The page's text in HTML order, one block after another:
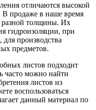
отличаются высокой
В продаже в наше время
толщины. Их
гидроизоляции, при
для производства
предметов.
листов подходит
часто можно найти
листов из
воспользоваться
данный материал по